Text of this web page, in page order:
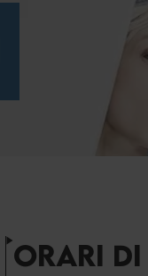
ORARI